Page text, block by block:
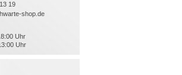
19
shop.de
Uhr
Uhr